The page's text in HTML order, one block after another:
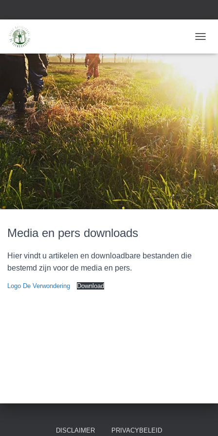
O
E
N
A
V
I
G
A
T
I
E
Media en pers downloads
Hier vindt u artikelen en downloadbare bestanden die
bestemd zijn voor de media en pers.
Logo De Verwondering Download
DISCLAIMER PRIVACYBELEID